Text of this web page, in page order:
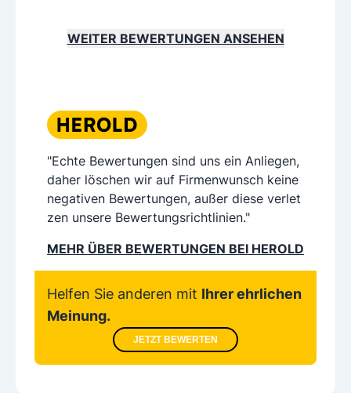
WEITER BEWERTUNGEN ANSEHEN
"Echte Bewertungen sind uns ein Anliegen,
daher löschen wir auf Firmenwunsch keine
negativen Bewertungen, außer diese verlet
zen unsere Bewertungsrichtlinien."
MEHR ÜBER BEWERTUNGEN BEI HEROLD
Helfen Sie anderen mit Ihrer ehrlichen
Meinung.
JETZT BEWERTEN